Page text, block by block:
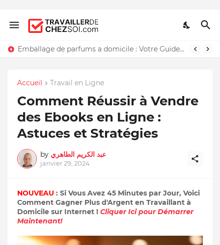
Emballage de parfums a domicile : Votre Guide Détaillé
Accueil Travail en Ligne
Comment Réussir à Vendre
des Ebooks en Ligne :
Astuces et Stratégies
by عبد الكريم الطاهري
janvier 29, 2024
NOUVEAU : Si Vous Avez 45 Minutes par Jour, Voici
Comment Gagner Plus d'Argent en Travaillant à
Domicile sur Internet ! Cliquer Ici pour Démarrer
Maintenant!